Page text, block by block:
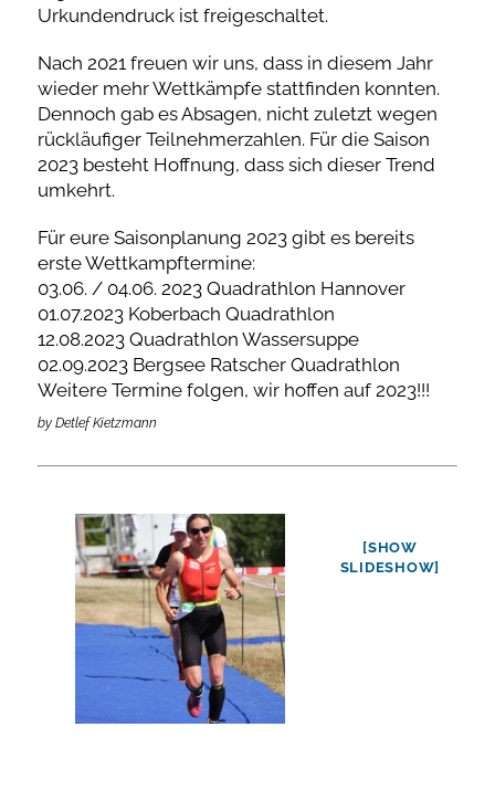
Urkundendruck ist freigeschaltet.
Nach 2021 freuen wir uns, dass in diesem Jahr
wieder mehr Wettkämpfe stattfinden konnten.
Dennoch gab es Absagen, nicht zuletzt wegen
rückläufiger Teilnehmerzahlen. Für die Saison
2023 besteht Hoffnung, dass sich dieser Trend
umkehrt.
Für eure Saisonplanung 2023 gibt es bereits
erste Wettkampftermine:
03.06. / 04.06. 2023 Quadrathlon Hannover
01.07.2023 Koberbach Quadrathlon
12.08.2023 Quadrathlon Wassersuppe
02.09.2023 Bergsee Ratscher Quadrathlon
Weitere Termine folgen, wir hoffen auf 2023!!!
by Detlef Kietzmann
[SHOW
SLIDESHOW]